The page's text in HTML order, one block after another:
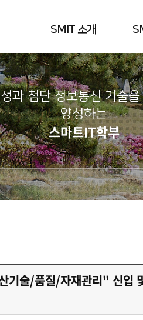
SMIT 소개
과 첨단 정보통신 기술
양성하는
스마트IT학부
기술/품질/자재관리" 신입